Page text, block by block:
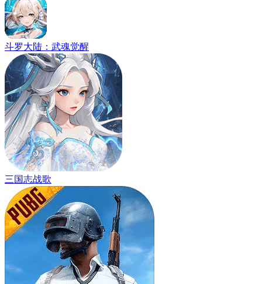
斗罗大陆：武魂觉醒
三国志战歌